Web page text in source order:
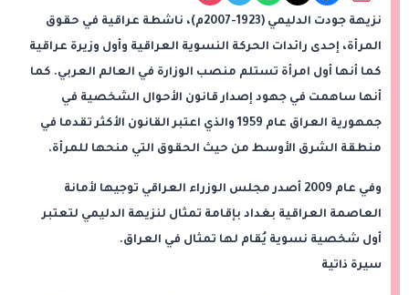
نزيهة جودت الدليمي (1923-2007م)، ناشطة عراقية في حقوق
المرأة، إحدى رائدات الحركة النسوية العراقية وأول وزيرة عراقية
كما أنها أول امرأة تستلم منصب الوزارة في العالم العربي. كما
أنها ساهمت في جهود إصدار قانون الأحوال الشخصية في
جمهورية العراق عام 1959 والذي اعتبر القانون الأكثر تقدما في
منطقة الشرق الأوسط من حيث الحقوق التي منحها للمرأة.
وفي عام 2009 أصدر مجلس الوزراء العراقي توجيها لأمانة
العاصمة العراقية بغداد بإقامة تمثال لنزيهة الدليمي لتعتبر
أول شخصية نسوية يُقام لها تمثال في العراق.
سيرة ذاتية